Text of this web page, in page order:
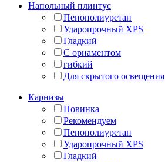
Напольный плинтус
Пенополиуретан
Ударопрочный XPS
Гладкий
С орнаментом
гибкий
Для скрытого освещения
Карнизы
Новинка
Рекомендуем
Пенополиуретан
Ударопрочный XPS
Гладкий